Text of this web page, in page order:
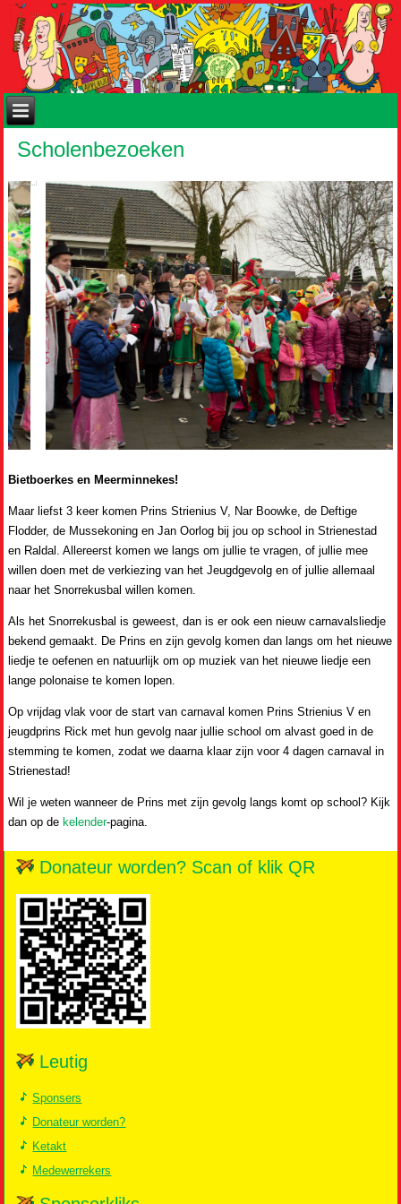
Scholenbezoeken
Bietboerkes en Meerminnekes!
Maar liefst 3 keer komen Prins Strienius V, Nar Boowke, de Deftige
Flodder, de Mussekoning en Jan Oorlog bij jou op school in Strienestad
en Raldal. Allereerst komen we langs om jullie te vragen, of jullie mee
willen doen met de verkiezing van het Jeugdgevolg en of jullie allemaal
naar het Snorrekusbal willen komen.
Als het Snorrekusbal is geweest, dan is er ook een nieuw carnavalsliedje
bekend gemaakt. De Prins en zijn gevolg komen dan langs om het nieuwe
liedje te oefenen en natuurlijk om op muziek van het nieuwe liedje een
lange polonaise te komen lopen.
Op vrijdag vlak voor de start van carnaval komen Prins Strienius V en
jeugdprins Rick met hun gevolg naar jullie school om alvast goed in de
stemming te komen, zodat we daarna klaar zijn voor 4 dagen carnaval in
Strienestad!
Wil je weten wanneer de Prins met zijn gevolg langs komt op school? Kijk
dan op de kelender-pagina.
Donateur worden? Scan of klik QR
Leutig
Sponsers
Donateur worden?
Ketakt
Medewerrekers